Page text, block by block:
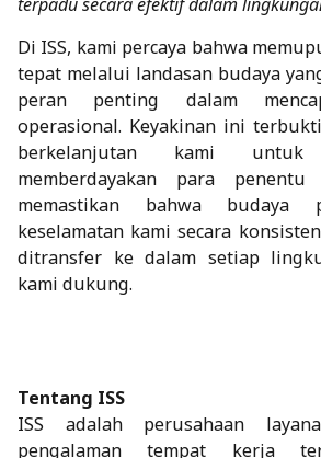
Di ISS, kami percaya bahwa
tepat melalui landasan budaya
peran penting dalam
operasional. Keyakinan ini
berkelanjutan kami
memberdayakan para
memastikan bahwa budaya
keselamatan kami secara
ditransfer ke dalam setiap
kami dukung.
Tentang ISS
ISS adalah perusahaan
pengalaman tempat kerja